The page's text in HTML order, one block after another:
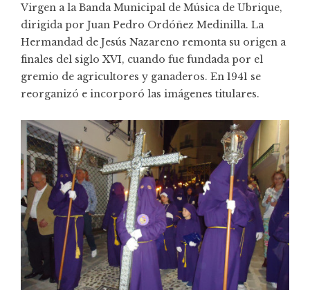
Virgen a la Banda Municipal de Música de Ubrique,
dirigida por Juan Pedro Ordóñez Medinilla. La
Hermandad de Jesús Nazareno remonta su origen a
finales del siglo XVI, cuando fue fundada por el
gremio de agricultores y ganaderos. En 1941 se
reorganizó e incorporó las imágenes titulares.